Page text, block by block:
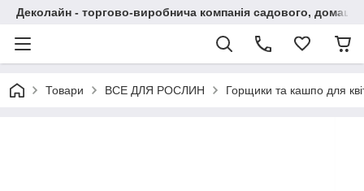
Деколайн - торгово-виробнича компанія садового,
Товари ВСЕ ДЛЯ РОСЛИН Горщики та кашпо для